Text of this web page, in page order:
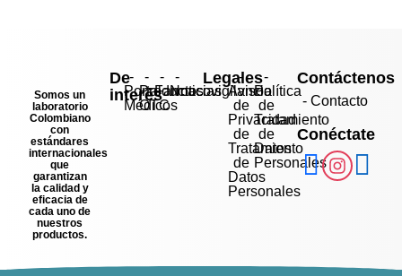
Somos un
laboratorio
Colombiano
con
estándares
internacionales
que
garantizan
la calidad y
eficacia de
cada uno de
nuestros
productos.
De
interés
-
Portal
Médicos
-
Productos
OTC
-
Farmacovigilancia
-
Noticias
Legales
-
Aviso
de
Privacidad
de
Tratamiento
de
Datos
Personales
-
Política
de
Tratamiento
de
Datos
Personales
Contáctenos
- Contacto
Conéctate